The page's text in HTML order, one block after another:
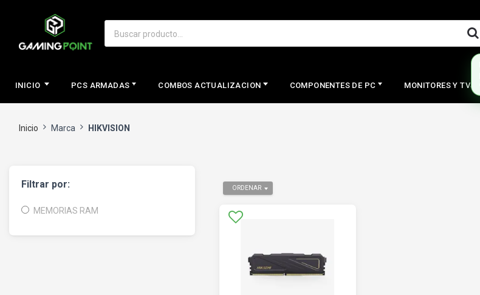
INICIO PCS ARMADAS COMBOS ACTUALIZACION COMPONENTES DE PC MONITORES Y TVS
Inicio Marca HIKVISION
Filtrar por:
MEMORIAS RAM
ORDENAR